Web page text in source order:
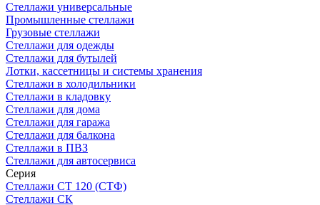
Стеллажи универсальные
Промышленные стеллажи
Грузовые стеллажи
Стеллажи для одежды
Стеллажи для бутылей
Лотки, кассетницы и системы хранения
Стеллажи в холодильники
Стеллажи в кладовку
Стеллажи для дома
Стеллажи для гаража
Стеллажи для балкона
Стеллажи в ПВЗ
Стеллажи для автосервиса
Серия
Стеллажи СТ 120 (СТФ)
Стеллажи СК